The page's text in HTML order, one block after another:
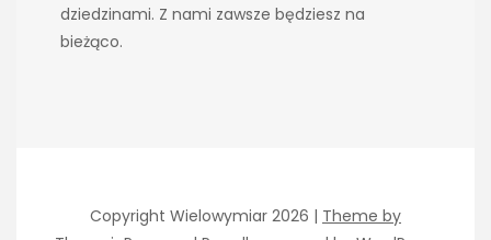
dziedzinami. Z nami zawsze będziesz na
bieżąco.
Copyright Wielowymiar 2026 | Theme by